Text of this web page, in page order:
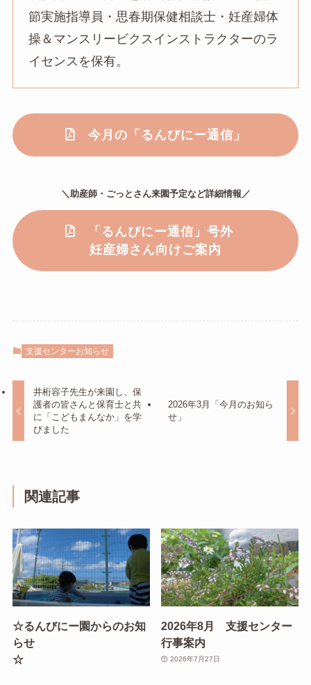
節実施指導員・思春期保健相談士・妊産婦体
操＆マンスリービクスインストラクターのラ
イセンスを保有。
今月の「るんびにー通信」
＼助産師・ごっとさん来園予定など詳細情報／
「るんびにー通信」号外
妊産婦さん向けご案内
支援センターお知らせ
井桁容子先生が来園し、保
護者の皆さんと保育士と共
に「こどもまんなか」を学
びました
2026年3月「今月のお知ら
せ」
関連記事
☆るんびにー園からのお知
らせ
☆
2026年8月 支援センター
行事案内
2026年7月27日